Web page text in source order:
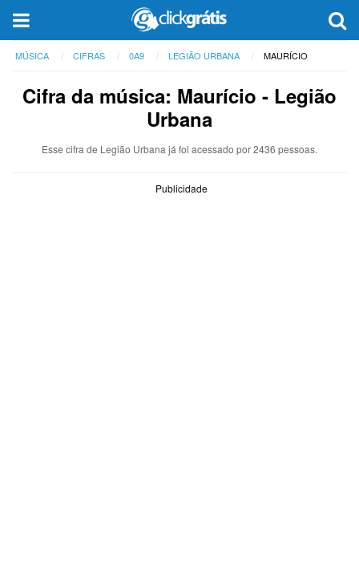
MÚSICA CIFRAS 0A9 LEGIÃO URBANA MAURÍCIO
Cifra da música: Maurício - Legião
Urbana
Esse cifra de Legião Urbana já foi acessado por 2436 pessoas.
Publicidade